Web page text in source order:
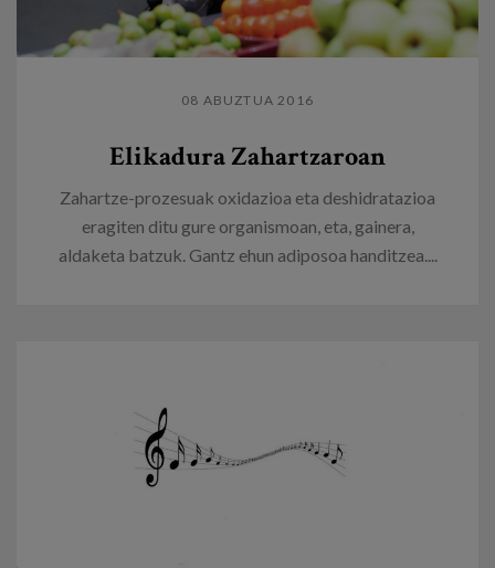
08 ABUZTUA 2016
Elikadura Zahartzaroan
Zahartze-prozesuak oxidazioa eta deshidratazioa
eragiten ditu gure organismoan, eta, gainera,
aldaketa batzuk. Gantz ehun adiposoa handitzea....